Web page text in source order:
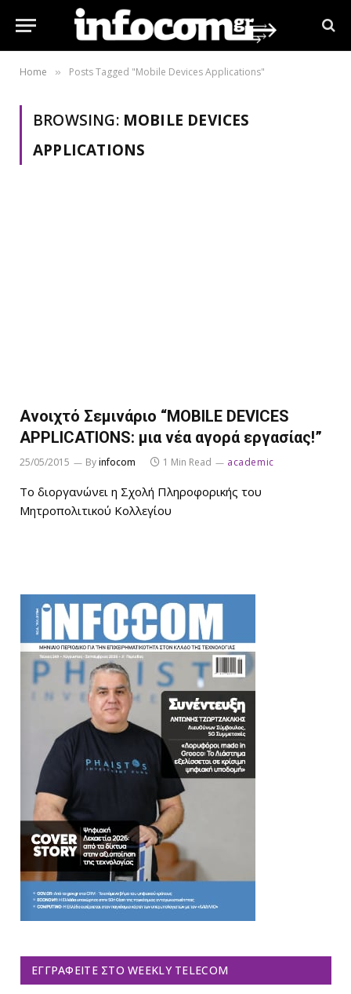
Home » Posts Tagged "Mobile Devices Applications"
BROWSING: MOBILE DEVICES
APPLICATIONS
Ανοιχτό Σεμινάριο “MOBILE DEVICES
APPLICATIONS: μια νέα αγορά εργασίας!”
25/05/2015 Byinfocom 1 Min Read academic
Το διοργανώνει η Σχολή Πληροφορικής του
Μητροπολιτικού Κολλεγίου
ΕΓΓΡΑΦΕΊΤΕ ΣΤΟ WEEKLY TELECOM